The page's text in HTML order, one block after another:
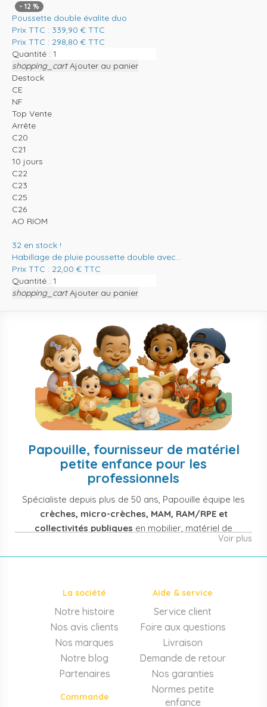
- 12 %
Poussette double évalite duo
Prix TTC : 339,90 € TTC
Prix TTC : 298,80 € TTC
Quantité :
shopping_cart Ajouter au panier
Destock
CE
NF
Top Vente
Arrête
C20
C21
10 jours
C22
C23
C25
C26
AO RIOM
32 en stock !
Habillage de pluie poussette double avec...
Prix TTC : 22,00 € TTC
Quantité :
shopping_cart Ajouter au panier
Papouille, fournisseur de matériel
petite enfance pour les
professionnels
Spécialiste depuis plus de 50 ans, Papouille équipe les
crèches, micro-crèches, MAM, RAM/RPE et
collectivités publiques en mobilier, matériel de
puériculture, jouets et équipement pour structures
d'accueil de la petite enfance. Notre offre couvre
cabinets infirmiers).
Mobilier et équipement de crèche
Lits crèche en bois, couchettes empilables, meubles à
langer sur mesure en résine antibactérienne, tables et
chaises adaptées aux 0-6 ans, banc-vestiaire, barrières de
séparation. Tout le matériel pour aménager une structure
conforme aux normes PMI.
Voir plus
La société
Notre histoire
Nos avis clients
Nos marques
Notre blog
Partenaires
Commande
Aide & service
Service client
Foire aux questions
Livraison
Demande de retour
Nos garanties
Normes petite
enfance